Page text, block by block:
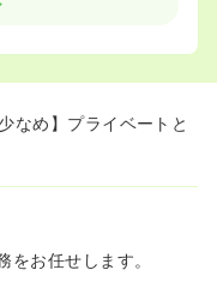
め】プライベートと
お任せします。